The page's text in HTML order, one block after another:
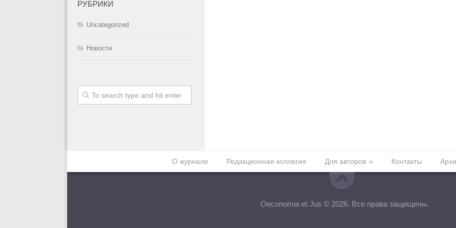
РУБРИКИ
Uncategorized
Новости
О журнале Редакционная коллегия Для авторов Контакты
Oeconomia et Jus © 2026. Все права защищены.